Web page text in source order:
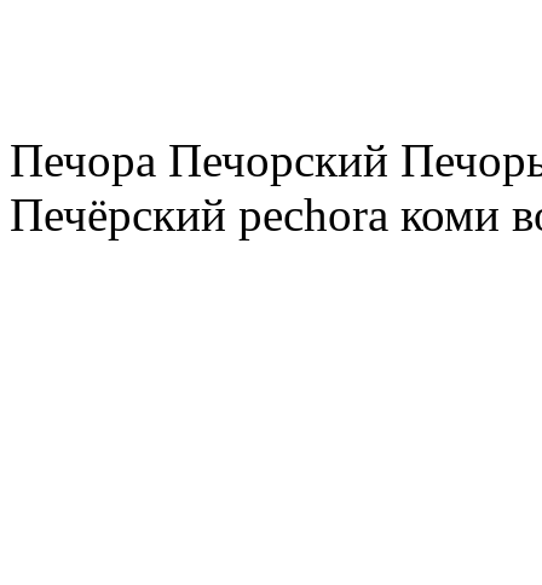
Печора Печорский
Печёрский pechora коми